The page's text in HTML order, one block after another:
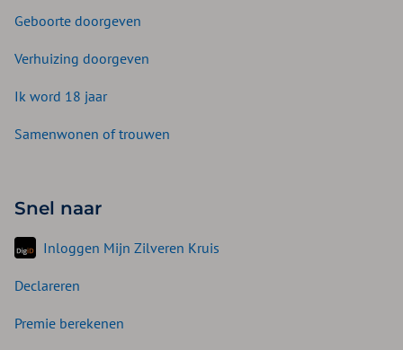
Geboorte doorgeven
Verhuizing doorgeven
Ik word 18 jaar
Samenwonen of trouwen
Snel naar
Inloggen Mijn Zilveren Kruis
Declareren
Premie berekenen